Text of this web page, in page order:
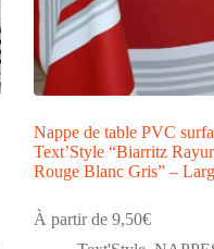
Nappe de table PVC
Text’Style “Biarritz
Rouge Blanc Gris” –
À partir de 9,50€